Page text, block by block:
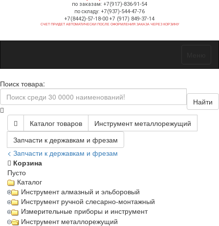
по заказам: +7(917)-836-91-54
по складу: +7(937)-544-47-76
+7(8442)-57-18-00 +7 (917) 849-37-14
СЧЕТ ПРИДЕТ АВТОМАТИЧЕСКИ ПОСЛЕ ОФОРМЛЕНИЯ ЗАКАЗА ЧЕРЕЗ КОРЗИНУ
Поиск товара:
Найти
Каталог товаров
Инструмент металлорежущий
Запчасти к державкам и фрезам
< Запчасти к державкам и фрезам
Корзина
Пусто
Каталог
Инструмент алмазный и эльборовый
Инструмент ручной слесарно-монтажный
Измерительные приборы и инструмент
Инструмент металлорежущий